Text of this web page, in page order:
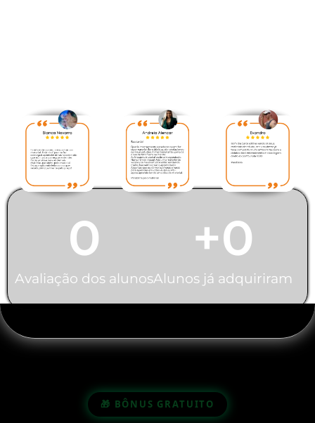
feita pelos nossos alunos:
Avaliação dos alunos
0
Alunos já adquiriram
+0
🎁 BÔNUS GRATUITO